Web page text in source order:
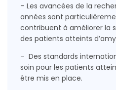
– Les avancées de la
années sont
contribuent à améliorer la
des patients atteints
– Des standards
soin pour les patients
être mis en place.